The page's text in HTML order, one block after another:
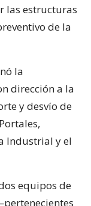
las estructuras
de la
la
dirección a la
y desvío de
Industrial y el
equipos de